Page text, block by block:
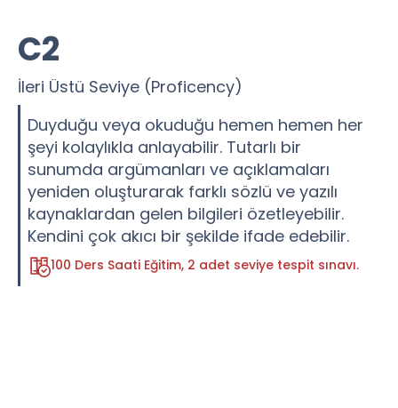
C2
İleri Üstü Seviye (Proficency)
Duyduğu veya okuduğu hemen hemen her
şeyi kolaylıkla anlayabilir. Tutarlı bir
sunumda argümanları ve açıklamaları
yeniden oluşturarak farklı sözlü ve yazılı
kaynaklardan gelen bilgileri özetleyebilir.
Kendini çok akıcı bir şekilde ifade edebilir.
100 Ders Saati Eğitim, 2 adet seviye tespit sınavı.